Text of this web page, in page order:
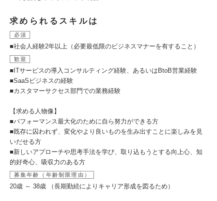
求められるスキルは
必須
■社会人経験2年以上（必要最低限のビジネスマナーを有すること）
歓迎
■ITサービスの導入コンサルティング経験、あるいはBtoB営業経験
■SaaSビジネスの経験
■カスタマーサクセス部門での業務経験
【求める人物像】
■パフォーマンス最大化のために自ら努力ができる方
■既存に囚われず、変化やより良いものを生み出すことに楽しみを見
いだせる方
■新しいアプローチや思考手法を学び、取り込もうとする向上心、知
的好奇心、吸収力のある方
募集年齢（年齢制限理由）
20歳 ～ 38歳 （長期勤続によりキャリア形成を図るため）